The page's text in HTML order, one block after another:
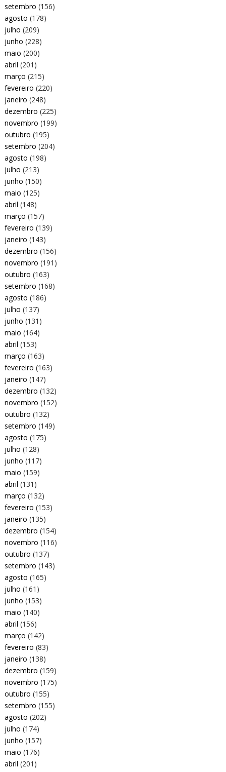
setembro (156)
agosto (178)
julho (209)
junho (228)
maio (200)
abril (201)
março (215)
fevereiro (220)
janeiro (248)
dezembro (225)
novembro (199)
outubro (195)
setembro (204)
agosto (198)
julho (213)
junho (150)
maio (125)
abril (148)
março (157)
fevereiro (139)
janeiro (143)
dezembro (156)
novembro (191)
outubro (163)
setembro (168)
agosto (186)
julho (137)
junho (131)
maio (164)
abril (153)
março (163)
fevereiro (163)
janeiro (147)
dezembro (132)
novembro (152)
outubro (132)
setembro (149)
agosto (175)
julho (128)
junho (117)
maio (159)
abril (131)
março (132)
fevereiro (153)
janeiro (135)
dezembro (154)
novembro (116)
outubro (137)
setembro (143)
agosto (165)
julho (161)
junho (153)
maio (140)
abril (156)
março (142)
fevereiro (83)
janeiro (138)
dezembro (159)
novembro (175)
outubro (155)
setembro (155)
agosto (202)
julho (174)
junho (157)
maio (176)
abril (201)